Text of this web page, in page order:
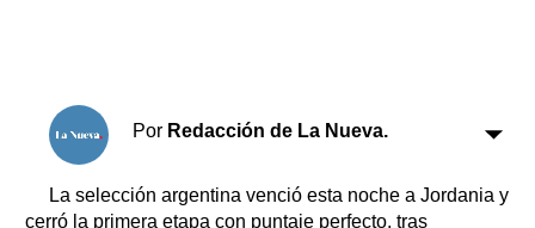
Por Redacción de La Nueva.
La selección argentina venció esta noche a Jordania y
cerró la primera etapa con puntaje perfecto, tras